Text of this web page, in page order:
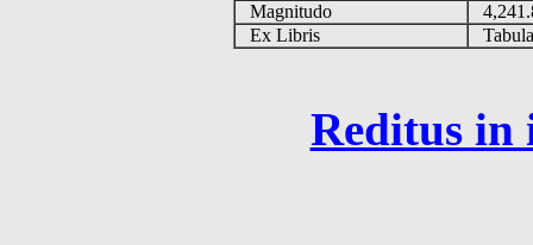
Magnitudo
Ex Libris
Reditus in